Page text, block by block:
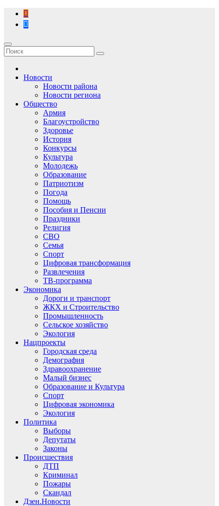
Перейти
содержимому
Новости
Новости района
Новости региона
Общество
Армия
Благоустройство
Здоровье
История
Конкурсы
Культура
Молодежь
Образование
Патриотизм
Погода
Помощь
Пособия и Пенсии
Праздники
Религия
СВО
Семья
Спорт
Цифровая трансформация
Развлечения
ТВ-программа
Экономика
Дороги и транспорт
ЖКХ и Строительство
Промышленность
Сельское хозяйство
Экология
Нацпроекты
Городская среда
Демография
Здравоохранение
Малый бизнес
Образование и Культура
Спорт
Цифровая экономика
Экология
Политика
Выборы
Депутаты
Законы
Происшествия
ДТП
Криминал
Пожары
Скандал
Дзен.Новости